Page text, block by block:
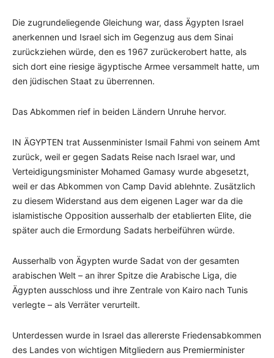
Die zugrundeliegende Gleichung war, dass Ägypten Israel
anerkennen und Israel sich im Gegenzug aus dem Sinai
zurückziehen würde, den es 1967 zurückerobert hatte, als
sich dort eine riesige ägyptische Armee versammelt hatte, um
den jüdischen Staat zu überrennen.
Das Abkommen rief in beiden Ländern Unruhe hervor.
IN ÄGYPTEN trat Aussenminister Ismail Fahmi von seinem Amt
zurück, weil er gegen Sadats Reise nach Israel war, und
Verteidigungsminister Mohamed Gamasy wurde abgesetzt,
weil er das Abkommen von Camp David ablehnte. Zusätzlich
zu diesem Widerstand aus dem eigenen Lager war da die
islamistische Opposition ausserhalb der etablierten Elite, die
später auch die Ermordung Sadats herbeiführen würde.
Ausserhalb von Ägypten wurde Sadat von der gesamten
arabischen Welt – an ihrer Spitze die Arabische Liga, die
Ägypten ausschloss und ihre Zentrale von Kairo nach Tunis
verlegte – als Verräter verurteilt.
Unterdessen wurde in Israel das allererste Friedensabkommen
des Landes von wichtigen Mitgliedern aus Premierminister